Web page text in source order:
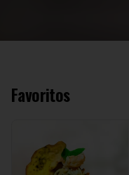
Favoritos